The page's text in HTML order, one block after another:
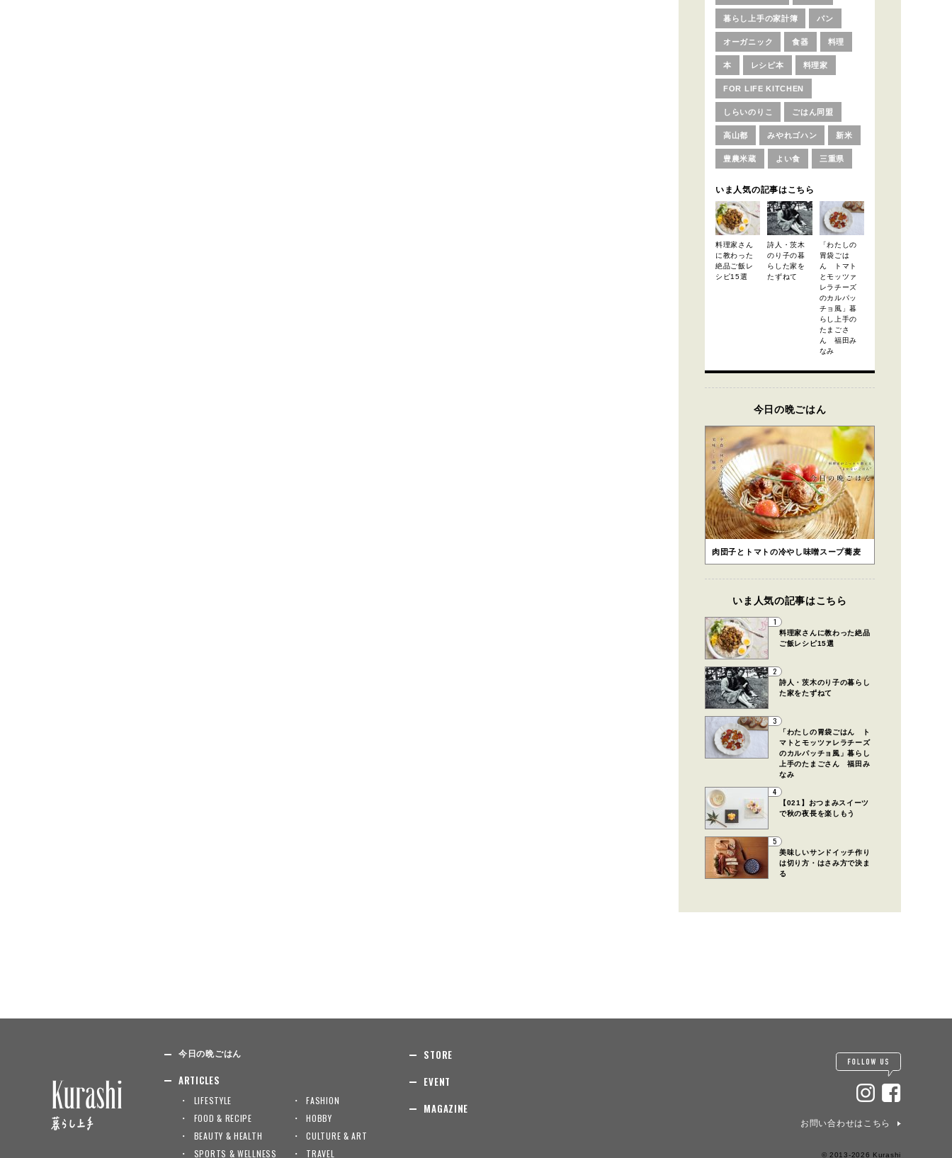
暮らし上手の家計簿 パン
オーガニック 食器 料理
本 レシピ本 料理家
FOR LIFE KITCHEN
しらいのりこ ごはん同盟
高山都 みやれゴハン 新米
豊農米蔵 よい食 三重県
いま人気の記事はこちら
料理家さん
に教わった
絶品ご飯レ
シピ15選
詩人・茨木
のり子の暮
らした家を
たずねて
「わたしの
胃袋ごは
ん トマト
とモッツァ
レラチーズ
のカルパッ
チョ風」暮
らし上手の
たまごさ
ん 福田み
なみ
今日の晩ごはん
肉団子とトマトの冷やし味噌スープ蕎麦
いま人気の記事はこちら
1
料理家さんに教わった絶品
ご飯レシピ15選
2
詩人・茨木のり子の暮らし
た家をたずねて
3
「わたしの胃袋ごはん ト
マトとモッツァレラチーズ
のカルパッチョ風」暮らし
上手のたまごさん 福田み
なみ
4
【021】おつまみスイーツ
で秋の夜長を楽しもう
5
美味しいサンドイッチ作り
は切り方・はさみ方で決ま
る
今日の晩ごはん
ARTICLES
LIFESTYLE
FOOD & RECIPE
BEAUTY & HEALTH
SPORTS & WELLNESS
FASHION
HOBBY
CULTURE & ART
TRAVEL
STORE
EVENT
MAGAZINE
お問い合わせはこちら
© 2013-2026 Kurashi